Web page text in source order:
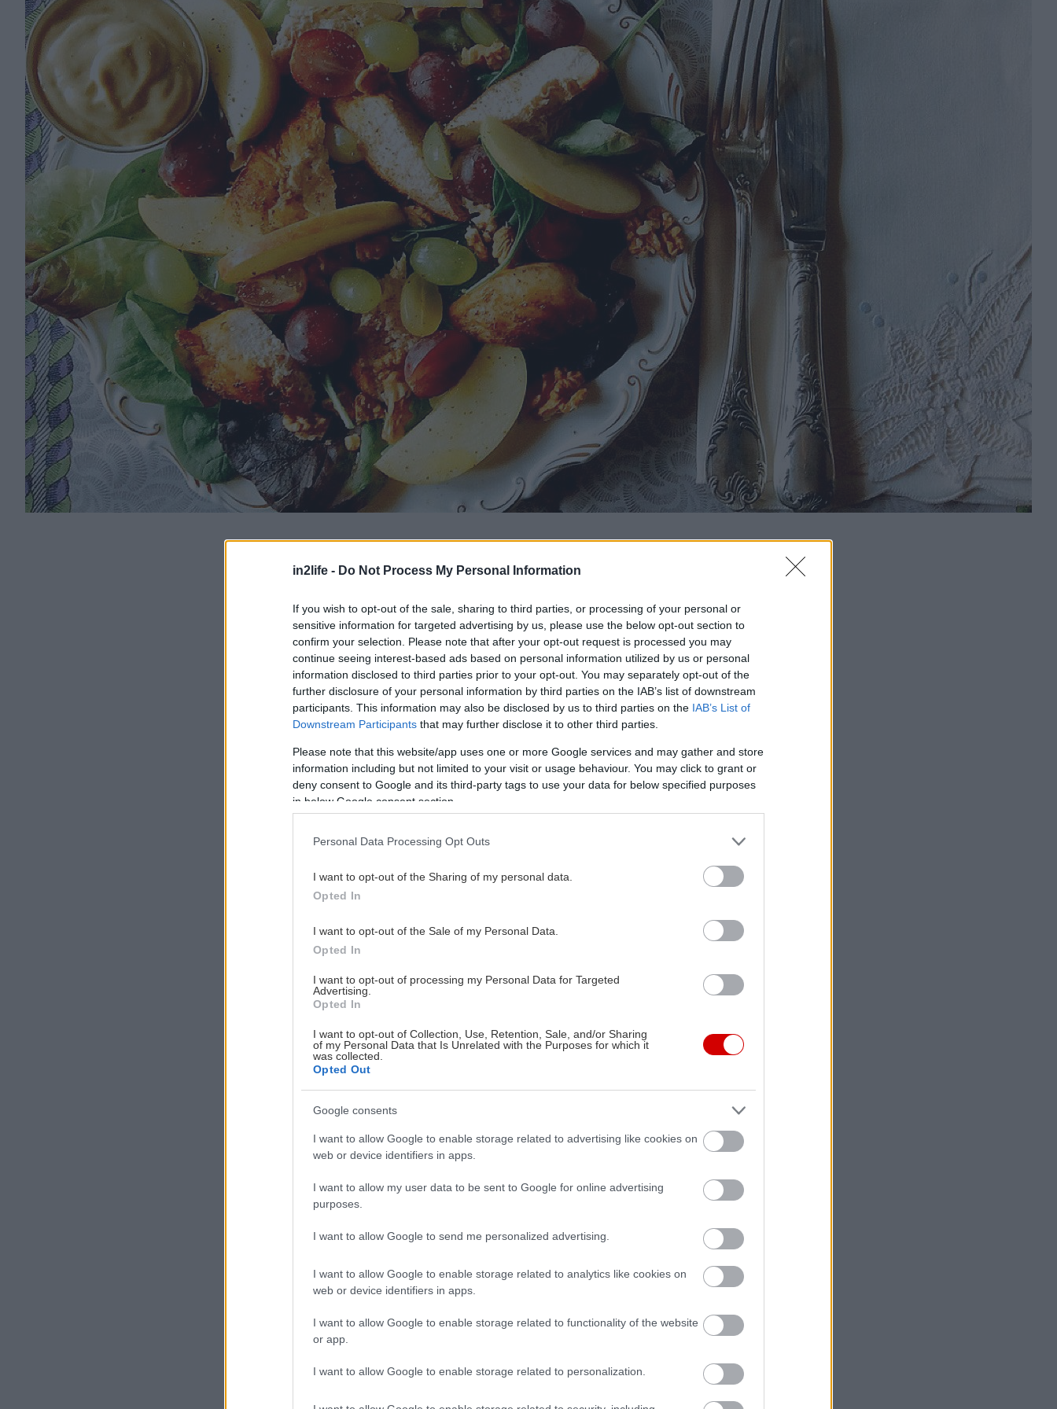
in2life - Do Not Process My Personal Information
If you wish to opt-out of the sale, sharing to third parties, or processing of your personal or
sensitive information for targeted advertising by us, please use the below opt-out section to
confirm your selection. Please note that after your opt-out request is processed you may
continue seeing interest-based ads based on personal information utilized by us or personal
information disclosed to third parties prior to your opt-out. You may separately opt-out of the
further disclosure of your personal information by third parties on the IAB’s list of downstream
participants. This information may also be disclosed by us to third parties on the IAB’s List of
Downstream Participants that may further disclose it to other third parties.
Please note that this website/app uses one or more Google services and may gather and store
information including but not limited to your visit or usage behaviour. You may click to grant or
deny consent to Google and its third-party tags to use your data for below specified purposes
in below Google consent section.
Personal Data Processing Opt Outs
I want to opt-out of the Sharing of my personal data.
Opted In
I want to opt-out of the Sale of my Personal Data.
Opted In
I want to opt-out of processing my Personal Data for Targeted
Advertising.
Opted In
I want to opt-out of Collection, Use, Retention, Sale, and/or Sharing
of my Personal Data that Is Unrelated with the Purposes for which it
was collected.
Opted Out
Google consents
I want to allow Google to enable storage related to advertising like cookies on
web or device identifiers in apps.
I want to allow my user data to be sent to Google for online advertising
purposes.
I want to allow Google to send me personalized advertising.
I want to allow Google to enable storage related to analytics like cookies on
web or device identifiers in apps.
I want to allow Google to enable storage related to functionality of the website
or app.
I want to allow Google to enable storage related to personalization.
20'
Προετοιμασία Μαγείρεμα Δυσκολία
Υλικά:
Σαλάτα:
1 στήθος κοτόπουλου, κατά προτίμηση βιολογικό, χωρίς πέτσα και
κόκαλα
Λίγο εξαιρετικό παρθένο ελαιόλαδο και αλατοπίπερο για το ψήσιμο